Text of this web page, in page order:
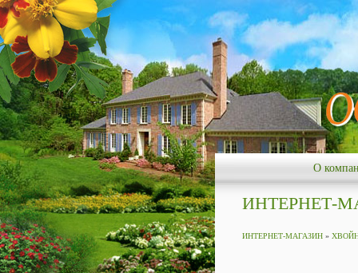
О
ИНТЕРНЕТ-
ИНТЕРНЕТ-МАГАЗИН »